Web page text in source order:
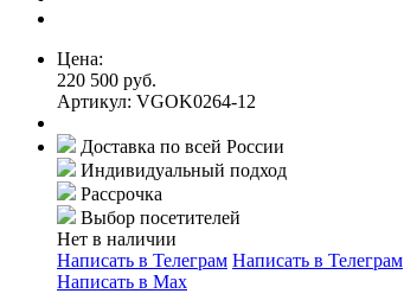
Цена:
220 500 руб.
Артикул: VGOK0264-12
Доставка по всей России
Индивидуальный подход
Рассрочка
Выбор посетителей
Нет в наличии
Написать в Телеграм Написать в Телеграм
Написать в Мах